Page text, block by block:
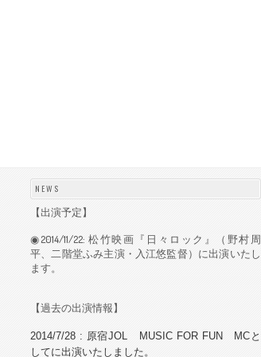
NEWS
【出演予定】
◉2014/11/22: 松竹映画『日々ロック』（野村周
平、二階堂ふみ主演・入江悠監督）に出演いたし
ます。
【過去の出演情報】
2014/7/28 : 原宿JOL MUSIC FOR FUN MCと
してに出演いたしました。